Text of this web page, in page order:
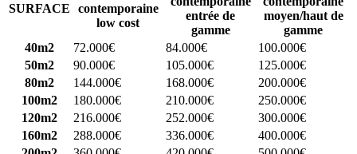
SURFACE
contemporaine
low cost
entrée de
gamme
moyen/haut de
gamme
40m2
72.000€ 84.000€
100.000€
50m2
90.000€ 105.000€
125.000€
80m2
144.000€ 168.000€
200.000€
100m2
180.000€ 210.000€
250.000€
120m2
216.000€ 252.000€
300.000€
160m2
288.000€ 336.000€
400.000€